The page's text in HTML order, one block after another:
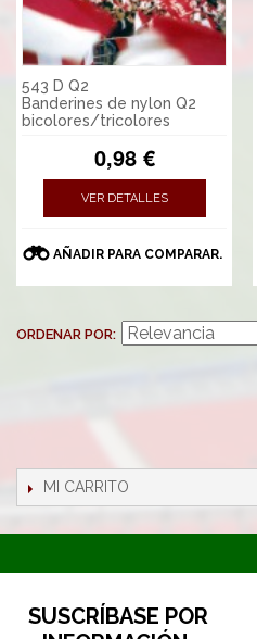
543 D Q2
Banderines de nylon Q2
bicolores/tricolores
0,98 €
VER DETALLES
AÑADIR PARA COMPARAR.
ORDENAR POR
MI CARRITO
SUSCRÍBASE POR